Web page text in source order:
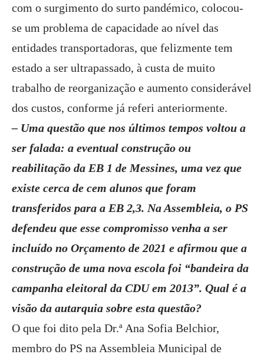
com o surgimento do surto pandémico, colocou-
se um problema de capacidade ao nível das
entidades transportadoras, que felizmente tem
estado a ser ultrapassado, à custa de muito
trabalho de reorganização e aumento considerável
dos custos, conforme já referi anteriormente.
– Uma questão que nos últimos tempos voltou a
ser falada: a eventual construção ou
reabilitação da EB 1 de Messines, uma vez que
existe cerca de cem alunos que foram
transferidos para a EB 2,3. Na Assembleia, o PS
defendeu que esse compromisso venha a ser
incluído no Orçamento de 2021 e afirmou que a
construção de uma nova escola foi “bandeira da
campanha eleitoral da CDU em 2013”. Qual é a
visão da autarquia sobre esta questão?
O que foi dito pela Dr.ª Ana Sofia Belchior,
membro do PS na Assembleia Municipal de